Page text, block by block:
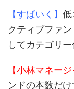
【すぱいく】 低
クティブファ
してカテゴリ
【小林マネージ
ンドの本数だ